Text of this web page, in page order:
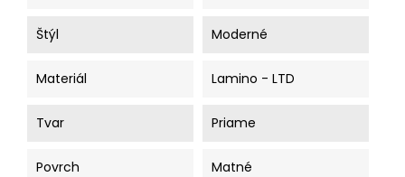
Štýl Moderné
Materiál Lamino - LTD
Tvar Priame
Povrch Matné